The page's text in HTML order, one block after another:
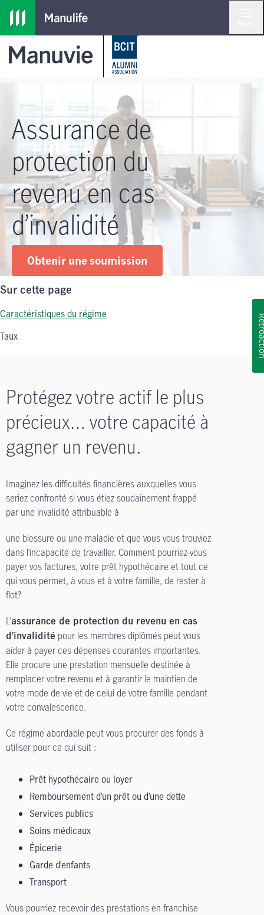
Passer à la navigation principale
Passer au contenu principal
Passer au pied de page
Assurance de
protection du
revenu en cas
d’invalidité
Obtenir une soumission
Sur cette page
Caractéristiques du régime
Taux
Protégez votre actif le plus
précieux… votre capacité à
gagner un revenu.
Imaginez les difficultés financières auxquelles vous
seriez confronté si vous étiez soudainement frappé
par une invalidité attribuable à
une blessure ou une maladie et que vous vous trouviez
dans l’incapacité de travailler. Comment pourriez-vous
payer vos factures, votre prêt hypothécaire et tout ce
qui vous permet, à vous et à votre famille, de rester à
flot?
L’assurance de protection du revenu en cas
d’invalidité pour les membres diplômés peut vous
aider à payer ces dépenses courantes importantes.
Elle procure une prestation mensuelle destinée à
remplacer votre revenu et à garantir le maintien de
votre mode de vie et de celui de votre famille pendant
votre convalescence.
Ce régime abordable peut vous procurer des fonds à
utiliser pour ce qui suit :
Prêt hypothécaire ou loyer
Remboursement d’un prêt ou d’une dette
Services publics
Soins médicaux
Épicerie
Garde d’enfants
Transport
Vous pourriez recevoir des prestations en franchise